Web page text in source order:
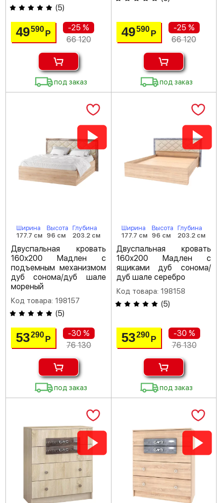
(5)
49590Р
-25 %
66 120
под заказ
49590 Р
-25 %
66 120
под заказ
Ширина
177.7 см
Высота
96 см
Глубина
203.2 см
Двуспальная кровать
160х200 Мадлен с
подъемным механизмом
дуб сонома/дуб шале
мореный
Код товара: 198157
(5)
53290Р
-30 %
76 130
под заказ
Ширина
177.7 см
Высота
96 см
Глубина
203.2 см
Двуспальная кровать
160х200 Мадлен с
ящиками дуб сонома/
дуб шале серебро
Код товара: 198158
(5)
53290 Р
-30 %
76 130
под заказ